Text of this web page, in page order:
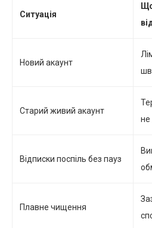
Ситуація
Новий акаунт
Старий живий акаунт
не
Відписки поспіль без пауз
Плавне чищення